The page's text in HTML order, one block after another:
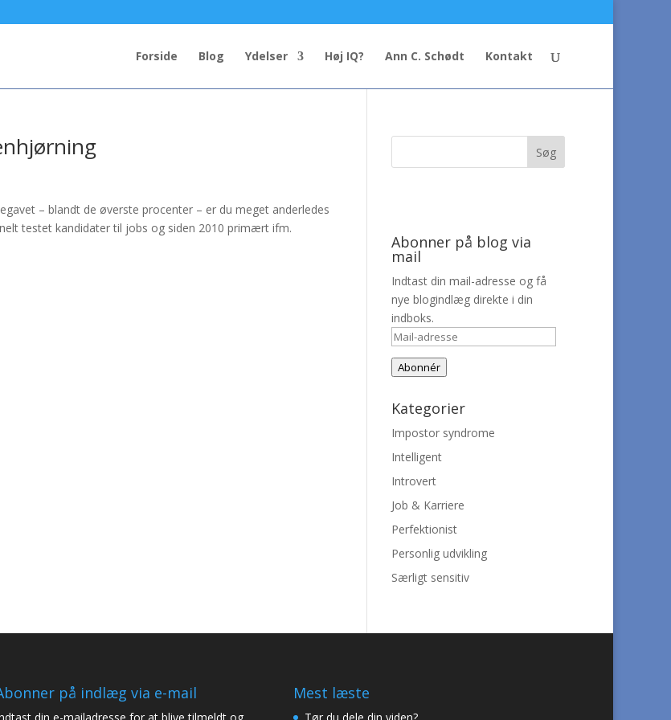
Forside Blog Ydelser Høj IQ? Ann C. Schødt Kontakt
– blandt de øverste procenter – er du meget anderledes
testet kandidater til jobs og siden 2010 primært ifm.
Abonner på blog via
mail
Indtast din mail-adresse og få
nye blogindlæg direkte i din
indboks.
Mail-
adresse
Abonnér
Kategorier
Impostor syndrome
Intelligent
Introvert
Job & Karriere
Perfektionist
Personlig udvikling
Særligt sensitiv
på indlæg via e-mail Mest læste